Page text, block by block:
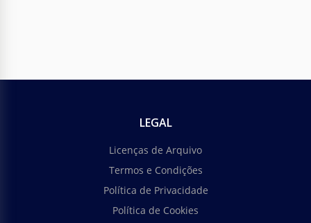
LEGAL
Licenças de Arquivo
Termos e Condições
Política de Privacidade
Política de Cookies